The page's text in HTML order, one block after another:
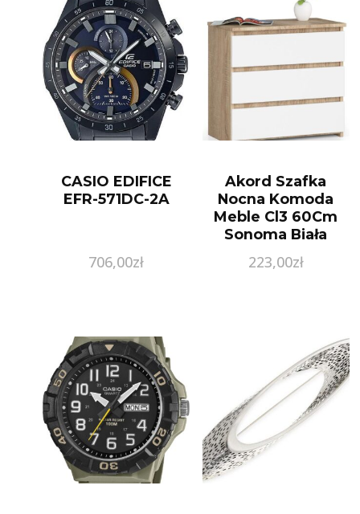
CASIO EDIFICE
EFR-571DC-2A
706,00zł
Akord Szafka
Nocna Komoda
Meble Cl3 60Cm
Sonoma Biała
223,00zł